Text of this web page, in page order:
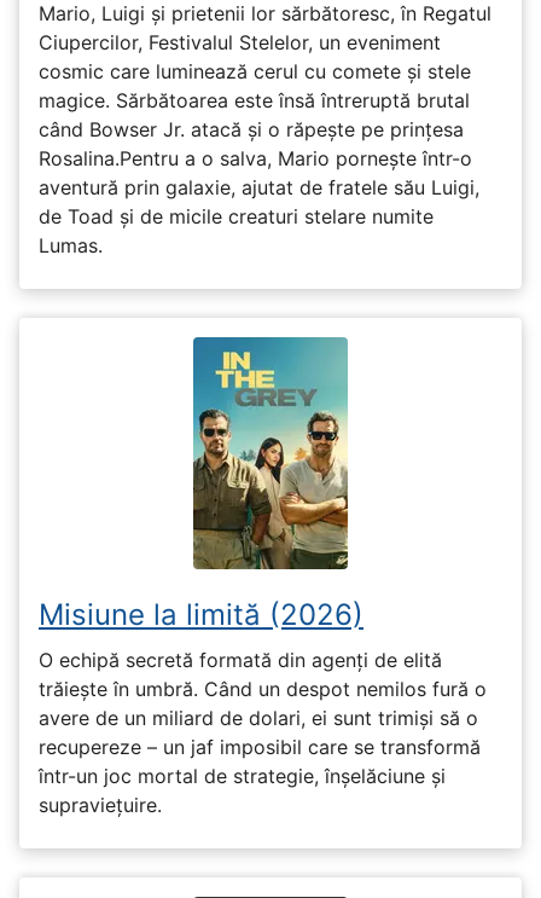
Mario, Luigi și prietenii lor sărbătoresc, în Regatul
Ciupercilor, Festivalul Stelelor, un eveniment
cosmic care luminează cerul cu comete și stele
magice. Sărbătoarea este însă întreruptă brutal
când Bowser Jr. atacă și o răpește pe prinţesa
Rosalina.Pentru a o salva, Mario pornește într-o
aventură prin galaxie, ajutat de fratele său Luigi,
de Toad și de micile creaturi stelare numite
Lumas.
Misiune la limită (2026)
O echipă secretă formată din agenți de elită
trăiește în umbră. Când un despot nemilos fură o
avere de un miliard de dolari, ei sunt trimiși să o
recupereze – un jaf imposibil care se transformă
într-un joc mortal de strategie, înșelăciune și
supraviețuire.